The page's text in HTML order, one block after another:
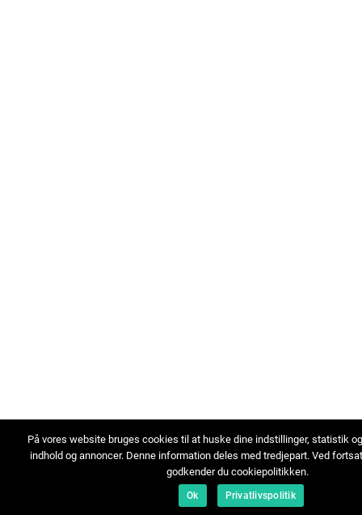
På vores website bruges cookies til at huske dine indstillinger, statistik
indhold og annoncer. Denne information deles med tredjepart. Ved
godkender du cookiepolitikken.
Ok Privatlivspolitik